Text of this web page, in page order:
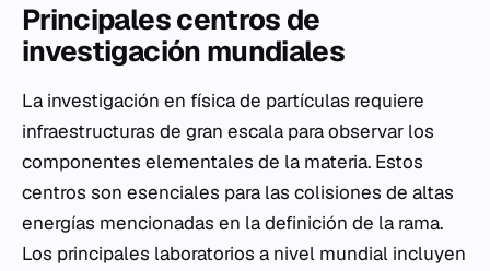
Principales centros de
investigación mundiales
La investigación en física de partículas requiere
infraestructuras de gran escala para observar los
componentes elementales de la materia. Estos
centros son esenciales para las colisiones de altas
energías mencionadas en la definición de la rama.
Los principales laboratorios a nivel mundial incluyen